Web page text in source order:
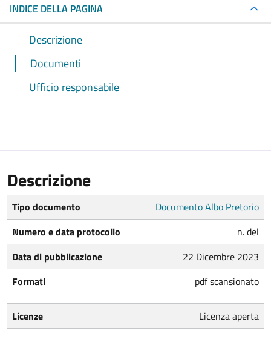
INDICE DELLA PAGINA
Descrizione
Documenti
Ufficio responsabile
Descrizione
Tipo documento
Documento Albo Pretorio
Numero e data protocollo
n. del
Data di pubblicazione
22 Dicembre 2023
Formati
pdf scansionato
Licenze Licenza aperta